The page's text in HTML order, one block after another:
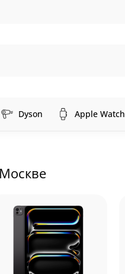
Dyson Apple Watch